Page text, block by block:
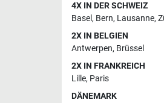
4X IN DER SCHWEIZ
Basel, Bern, Lausanne,
2X IN BELGIEN
Antwerpen, Brüssel
2X IN FRANKREICH
Lille, Paris
DÄNEMARK